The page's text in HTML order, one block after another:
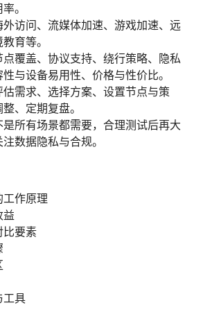
。
外访问、流媒体加速、游戏加速、远
育等。
覆盖、协议支持、绕行策略、隐私
与设备易用性、价格与性价比。
需求、选择方案、设置节点与策
、定期复盘。
所有场景都需要，合理测试后再大
数据隐私与合规。
工作原理
益
比要素
工具